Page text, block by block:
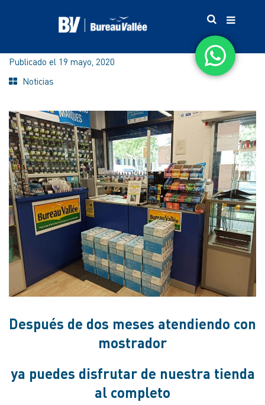
Publicado el 19 mayo, 2020
Noticias
Después de dos meses atendiendo con
mostrador
ya puedes disfrutar de nuestra tienda
al completo